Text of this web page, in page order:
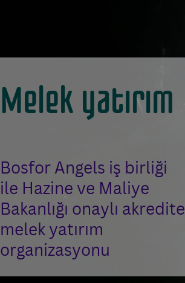
Melek yatırım
Bosfor Angels iş birliği
ile Hazine ve Maliye
Bakanlığı onaylı akredite
melek yatırım
organizasyonu